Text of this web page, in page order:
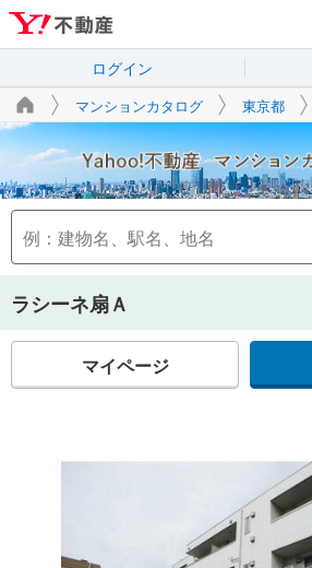
ログイン
マンションカタログ 東京都
ラシーネ扇Ａ
マイページ